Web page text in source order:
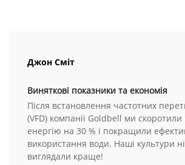
Джон Сміт
Виняткові показники та економія
Після встановлення частотних
(VFD) компанії Goldbell ми
енергію на 30 % і покращили
використання води. Наші культури
виглядали краще!